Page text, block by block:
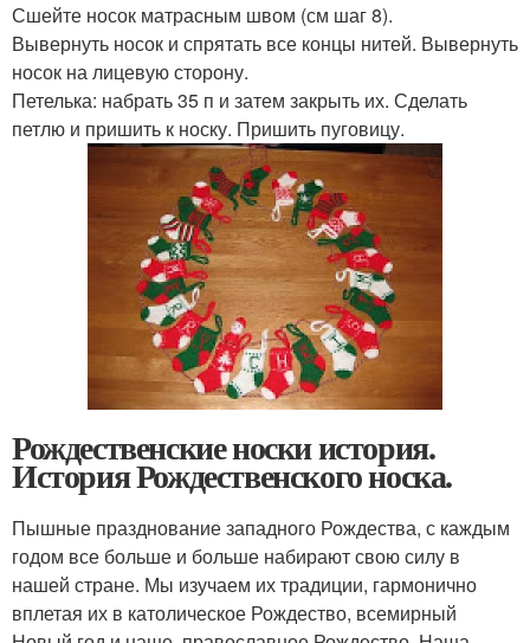
Сшейте носок матрасным швом (см шаг 8).
Вывернуть носок и спрятать все концы нитей. Вывернуть
носок на лицевую сторону.
Петелька: набрать 35 п и затем закрыть их. Сделать
петлю и пришить к носку. Пришить пуговицу.
Рождественские носки история.
История Рождественского носка.
Пышные празднование западного Рождества, с каждым
годом все больше и больше набирают свою силу в
нашей стране. Мы изучаем их традиции, гармонично
вплетая их в католическое Рождество, всемирный